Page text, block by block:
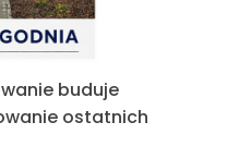
buduje
ostatnich